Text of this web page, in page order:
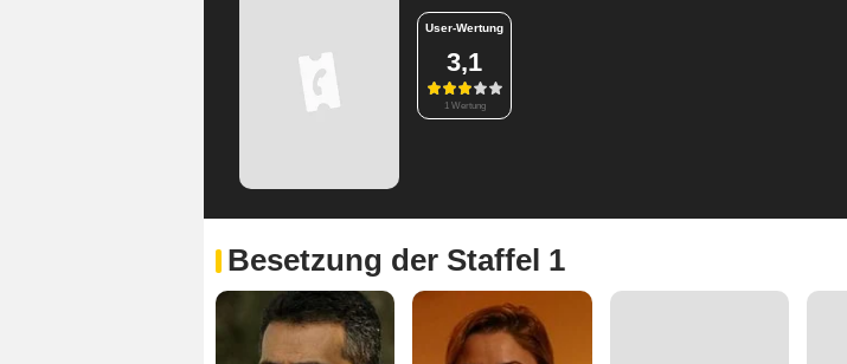
User-Wertung
3,1
1 Wertung
Besetzung der Staffel 1